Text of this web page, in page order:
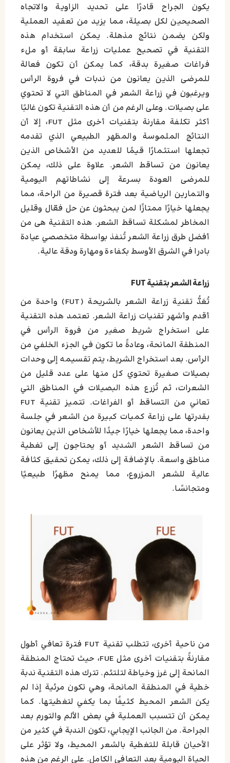
يكون الجراح قادرًا على تحديد الزاوية والاتجاه
الصحيحين لكل بصيلة، مما يزيد من تعقيد العملية
ولكن يضمن نتائج مذهلة. يمكن استخدام هذه
التقنية في تصحيح عمليات زراعة سابقة أو ملء
فراغات صغيرة بدقة، كما يمكن أن تكون فعالة
للمرضى الذين يعانون من ندبات في فروة الرأس
ويرغبون في زراعة الشعر في المناطق التي لا تحتوي
على بصيلات. وعلى الرغم من أن هذه التقنية تكون غالبًا
أكثر تكلفة مقارنة بتقنيات أخرى مثل FUT، إلا أن
النتائج الملموسة والمظهر الطبيعي الذي تقدمه
تجعلها استثمارًا قيمًا للعديد من الأشخاص الذين
يعانون من تساقط الشعر. علاوة على ذلك، يمكن
للمرضى العودة بسرعة إلى نشاطاتهم اليومية
والتمارين الرياضية بعد فترة قصيرة من الراحة، مما
يجعلها خيارًا ممتازًا لمن يبحثون عن حل فعّال وقليل
المخاطر لمشكلة تساقط الشعر. هذه التقنية هی من
أفضل طرق زراعة الشعر تُنفذ بواسطة متخصصي عيادة
بادرا في الشرق الأوسط بكفاءة ومهارة ودقة عالية.
زراعة الشعر بتقنية FUT
تُعَدُّ تقنية زراعة الشعر بالشريحة (FUT) واحدة من
أقدم وأشهر تقنيات زراعة الشعر. تعتمد هذه التقنية
على استخراج شريط صغير من فروة الرأس في
المنطقة المانحة، وعادةً ما تكون في الجزء الخلفي من
الرأس. بعد استخراج الشريط، يتم تقسيمه إلى وحدات
بصيلات صغيرة تحتوي كل منها على عدد قليل من
الشعرات، ثم تُزرع هذه البصيلات في المناطق التي
تعاني من التساقط أو الفراغات. تتميز تقنية FUT
بقدرتها على زراعة كميات كبيرة من الشعر في جلسة
واحدة، مما يجعلها خيارًا جيدًا للأشخاص الذين يعانون
من تساقط الشعر الشديد أو يحتاجون إلى تغطية
مناطق واسعة. بالإضافة إلى ذلك، يمكن تحقيق كثافة
عالية للشعر المزروع، مما يمنح مظهرًا طبيعيًا
ومتجانسًا.
من ناحية أخرى، تتطلب تقنية FUT فترة تعافي أطول
مقارنةً بتقنيات أخرى مثل FUE، حيث تحتاج المنطقة
المانحة إلى غرز وخياطة لتلتئم. تترك هذه التقنية ندبة
خطية في المنطقة المانحة، وهي تكون مرئية إذا لم
يكن الشعر المحيط كثيفًا بما يكفي لتغطيتها. كما
يمكن أن تتسبب العملية في بعض الألم والتورم بعد
الجراحة. من الجانب الإيجابي، تكون الندبة في كثير من
الأحيان قابلة للتغطية بالشعر المحيط، ولا تؤثر على
الحياة اليومية بعد التعافي الكامل. على الرغم من هذه